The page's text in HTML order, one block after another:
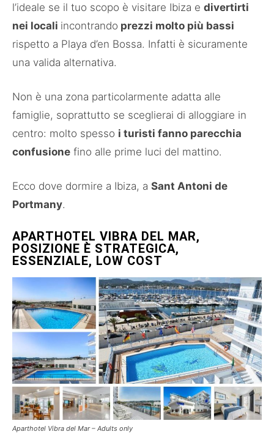
l’ideale se il tuo scopo è visitare Ibiza e divertirti
nei locali incontrando prezzi molto più bassi
rispetto a Playa d’en Bossa. Infatti è sicuramente
una valida alternativa.
Non è una zona particolarmente adatta alle
famiglie, soprattutto se sceglierai di alloggiare in
centro: molto spesso i turisti fanno parecchia
confusione fino alle prime luci del mattino.
Ecco dove dormire a Ibiza, a Sant Antoni de
Portmany.
APARTHOTEL VIBRA DEL MAR,
POSIZIONE È STRATEGICA,
ESSENZIALE, LOW COST
Aparthotel Vibra del Mar – Adults only